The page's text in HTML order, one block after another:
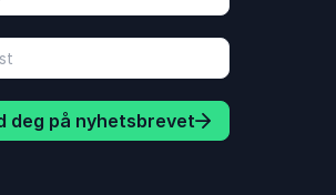
deg på nyhetsbrevet